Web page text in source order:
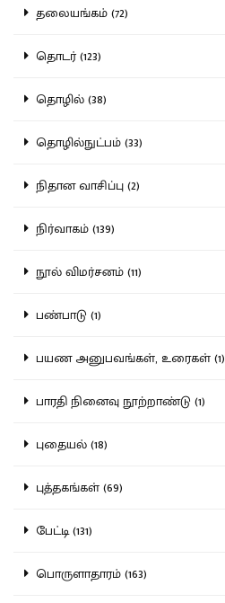
தலையங்கம் (72)
தொடர் (123)
தொழில் (38)
தொழில்நுட்பம் (33)
நிதான வாசிப்பு (2)
நிர்வாகம் (139)
நூல் விமர்சனம் (11)
பண்பாடு (1)
பயண அனுபவங்கள், உரைகள் (1)
பாரதி நினைவு நூற்றாண்டு (1)
புதையல் (18)
புத்தகங்கள் (69)
பேட்டி (131)
பொருளாதாரம் (163)